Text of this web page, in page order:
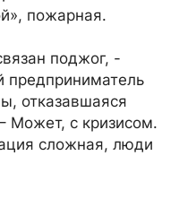
пожарная.
поджог, -
предприниматель
отказавшаяся
Может, с кризисом.
сложная, люди